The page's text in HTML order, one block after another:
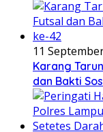
11
Karang
dan Bakti